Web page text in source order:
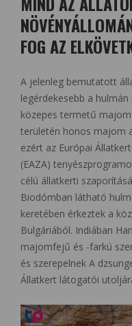
FOG AZ
A jelenleg bemutatott
legérdekesebb a hulmán
közepes termetű
területén honos majom
ezért az Európai
(EAZA)
célú állatkerti
Biodómban látható
keretében érkeztek a
Bulgáriából. Indiában
majomfejű és -farkú
és szerepelnek A
Állatkert látogatói